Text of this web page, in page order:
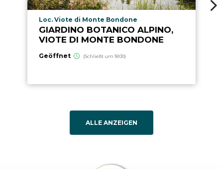
aria.poi_location_prefix
Loc. Viote di Monte Bondone
GIARDINO BOTANICO ALPINO,
VIOTE DI MONTE BONDONE
Geöffnet (Schließt um 18:00)
ALLE ANZEIGEN